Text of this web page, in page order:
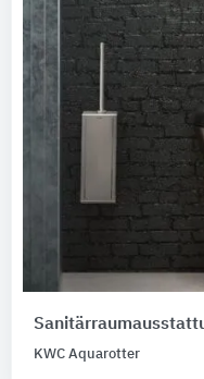
KWC Aquarotter